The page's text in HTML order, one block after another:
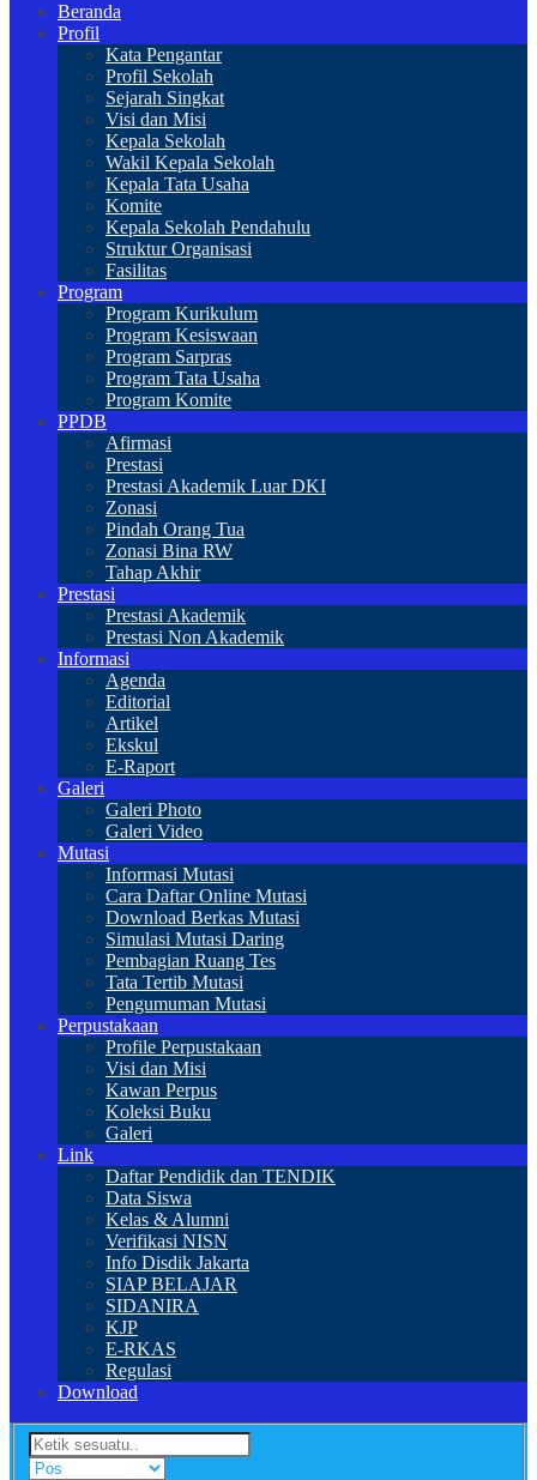
Beranda
Profil
Kata Pengantar
Profil Sekolah
Sejarah Singkat
Visi dan Misi
Kepala Sekolah
Wakil Kepala Sekolah
Kepala Tata Usaha
Komite
Kepala Sekolah Pendahulu
Struktur Organisasi
Fasilitas
Program
Program Kurikulum
Program Kesiswaan
Program Sarpras
Program Tata Usaha
Program Komite
PPDB
Afirmasi
Prestasi
Prestasi Akademik Luar DKI
Zonasi
Pindah Orang Tua
Zonasi Bina RW
Tahap Akhir
Prestasi
Prestasi Akademik
Prestasi Non Akademik
Informasi
Agenda
Editorial
Artikel
Ekskul
E-Raport
Galeri
Galeri Photo
Galeri Video
Mutasi
Informasi Mutasi
Cara Daftar Online Mutasi
Download Berkas Mutasi
Simulasi Mutasi Daring
Pembagian Ruang Tes
Tata Tertib Mutasi
Pengumuman Mutasi
Perpustakaan
Profile Perpustakaan
Visi dan Misi
Kawan Perpus
Koleksi Buku
Galeri
Link
Daftar Pendidik dan TENDIK
Data Siswa
Kelas & Alumni
Verifikasi NISN
Info Disdik Jakarta
SIAP BELAJAR
SIDANIRA
KJP
E-RKAS
Regulasi
Download